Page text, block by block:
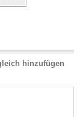
hinzufügen